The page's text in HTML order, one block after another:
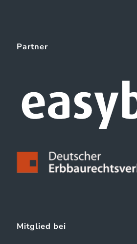
Partner
Mitglied bei